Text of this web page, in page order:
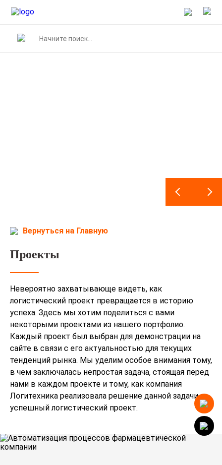
Вернуться на Главную
Проекты
Невероятно захватывающе видеть, как
логистический проект превращается в историю
успеха. Здесь мы хотим поделиться с вами
некоторыми проектами из нашего портфолио.
Каждый проект был выбран для демонстрации на
сайте в связи с его актуальностью для текущих
тенденций рынка. Мы уделим особое внимания тому,
в чем заключалась непростая задача, стоящая перед
нами в каждом проекте и тому, как компания
Логитехника реализовала решение данной задачи в
успешный логистический проект.